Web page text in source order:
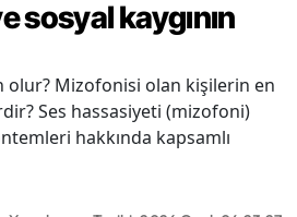
sosyal kaygının
olur? Mizofonisi olan kişilerin en
Ses hassasiyeti (mizofoni)
hakkında kapsamlı